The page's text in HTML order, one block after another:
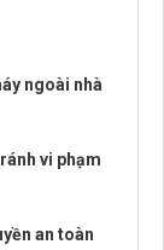
ngoài nhà
vi phạm
an toàn